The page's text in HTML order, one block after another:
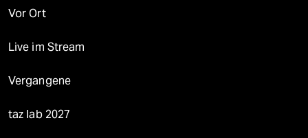
Vor Ort
Live im Stream
Vergangene
taz lab 2027